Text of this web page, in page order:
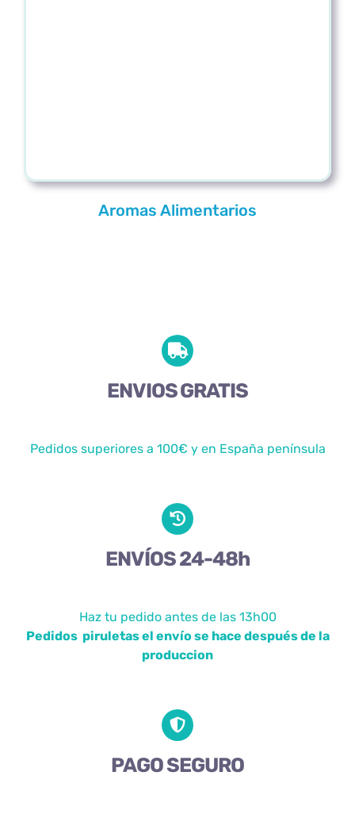
Aromas Alimentarios
ENVIOS GRATIS
Pedidos superiores a 100€ y en España península
ENVÍOS 24-48h
Haz tu pedido antes de las 13h00
Pedidos piruletas el envío se hace después de la
produccion
PAGO SEGURO